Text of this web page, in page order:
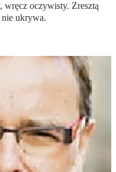
wręcz oczywisty. Zresztą
nie ukrywa.